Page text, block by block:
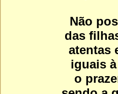
Não
das
atentas
iguais
o